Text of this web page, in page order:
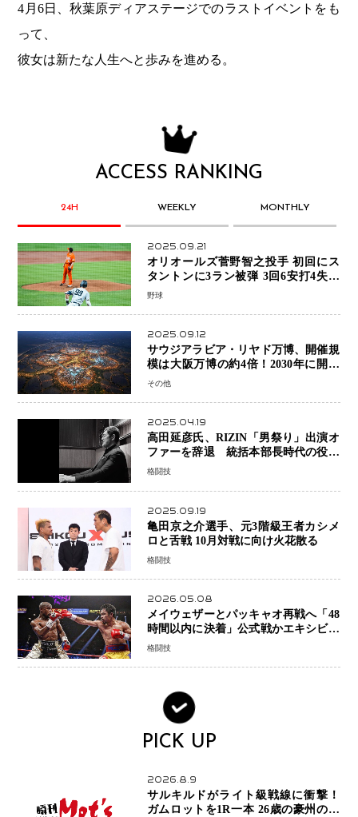
4月6日、秋葉原ディアステージでのラストイベントをも
って、
彼女は新たな人生へと歩みを進める。
ACCESS RANKING
24H WEEKLY MONTHLY
2025.09.21
オリオールズ菅野智之投手 初回にス
タントンに3ラン被弾 3回6安打4失点
で降板
野球
2025.09.12
サウジアラビア・リヤド万博、開催規
模は大阪万博の約4倍！2030年に開幕
予定
その他
2025.04.19
高田延彦氏、RIZIN「男祭り」出演オ
ファーを辞退 統括本部長時代の役目
「すでに終えています」と明言
格闘技
2025.09.19
亀田京之介選手、元3階級王者カシメ
格闘技
2026.05.08
メイウェザーとパッキャオ再戦へ「48
時間以内に決着」公式戦かエキシビシ
ョンか混迷続く
格闘技
PICK UP
2026.8.9
サルキルドがライト級戦線に衝撃！
ガムロットを1R一本 26歳の豪州の新